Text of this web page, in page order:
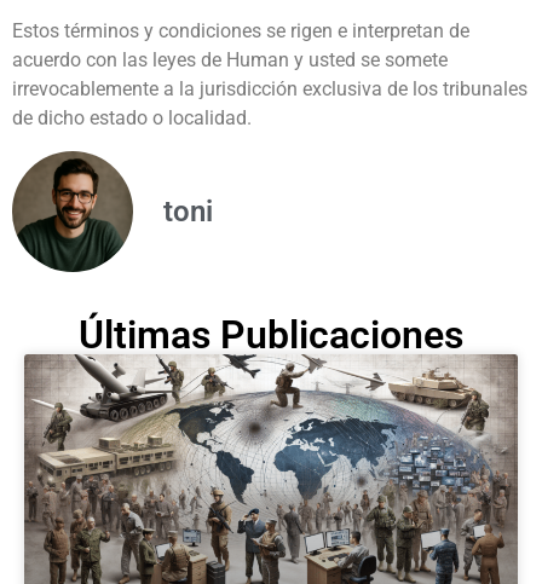
Estos términos y condiciones se rigen e interpretan de
acuerdo con las leyes de Human y usted se somete
irrevocablemente a la jurisdicción exclusiva de los tribunales
de dicho estado o localidad.
toni
Últimas Publicaciones